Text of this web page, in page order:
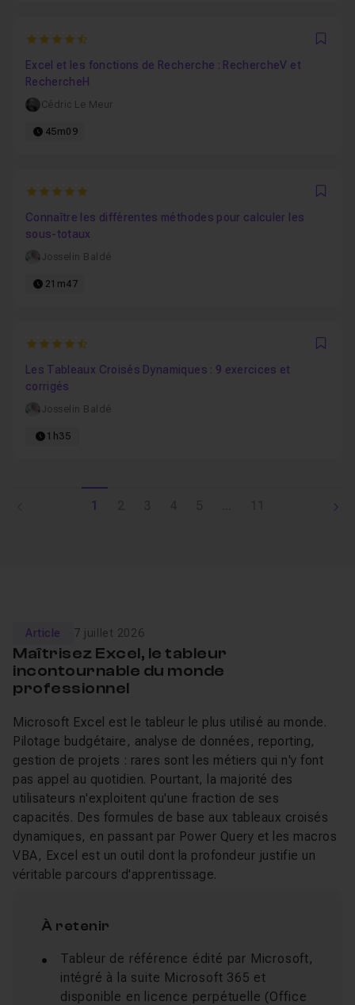
4.8571428571429
Excel et les fonctions de Recherche : RechercheV et
RechercheH
Cédric Le Meur
45m09
5
Connaître les différentes méthodes pour calculer les
sous-totaux
Josselin Baldé
21m47
4.9
Les Tableaux Croisés Dynamiques : 9 exercices et
corrigés
Josselin Baldé
1h35
1
Article 7 juillet 2026
Maîtrisez Excel, le tableur
incontournable du monde
professionnel
Microsoft Excel est le tableur le plus utilisé au monde.
Pilotage budgétaire, analyse de données, reporting,
gestion de projets : rares sont les métiers qui n'y font
pas appel au quotidien. Pourtant, la majorité des
utilisateurs n'exploitent qu'une fraction de ses
capacités. Des formules de base aux tableaux croisés
dynamiques, en passant par Power Query et les macros
VBA, Excel est un outil dont la profondeur justifie un
véritable parcours d'apprentissage.
À retenir
Tableur de référence édité par Microsoft,
intégré à la suite Microsoft 365 et
disponible en licence perpétuelle (Office